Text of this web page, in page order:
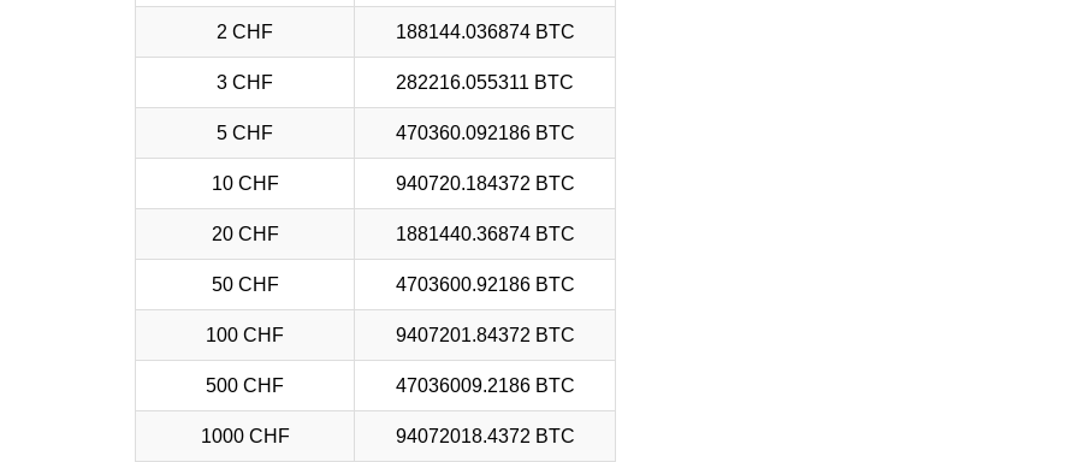
2 CHF 188144.036874 BTC
3 CHF 282216.055311 BTC
5 CHF 470360.092186 BTC
10 CHF 940720.184372 BTC
20 CHF 1881440.36874 BTC
50 CHF 4703600.92186 BTC
100 CHF 9407201.84372 BTC
500 CHF 47036009.2186 BTC
1000 CHF 94072018.4372 BTC